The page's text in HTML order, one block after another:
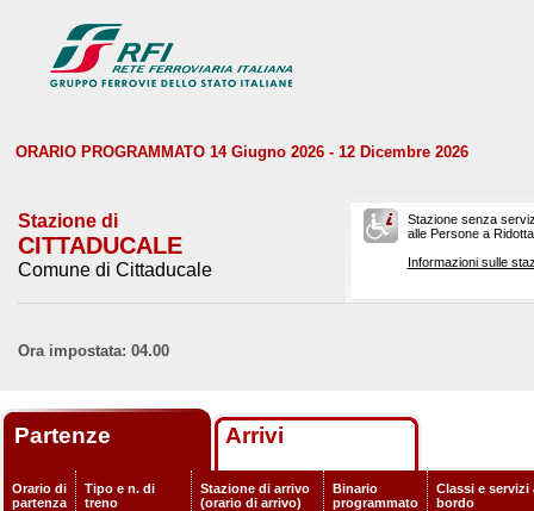
ORARIO PROGRAMMATO 14 Giugno 2026 - 12 Dicembre 2026
Stazione di
CITTADUCALE
Comune di Cittaducale
Stazione senza
alle Persone a
Informazioni sulle
Ora impostata: 04.00
Partenze Arrivi
Orario di
partenza
Tipo e n. di
treno
Stazione di arrivo
(orario di arrivo)
Binario
programmato
Classi e servizi
bordo